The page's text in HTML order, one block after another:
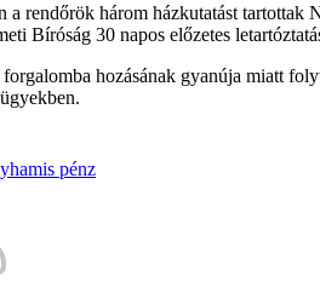
a rendőrök három házkutatást
Bíróság 30 napos előzetes
hozásának gyanúja miatt
hamis pénz